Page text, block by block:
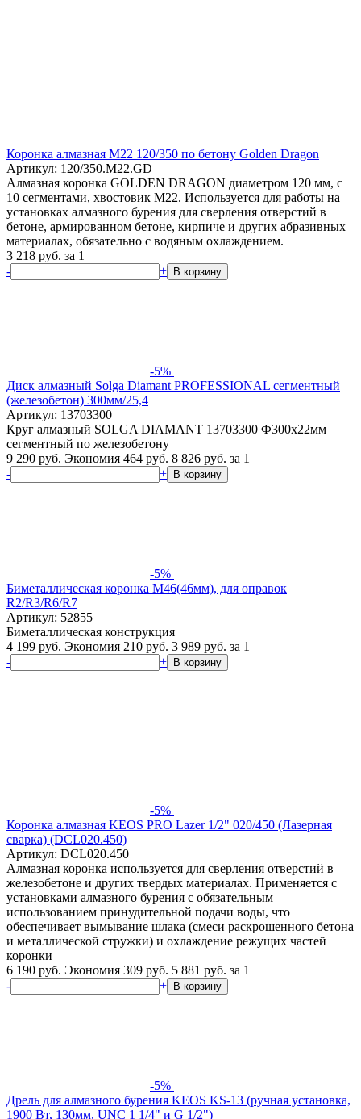
Коронка алмазная М22 120/350 по бетону Golden Dragon
Артикул: 120/350.M22.GD
Алмазная коронка GOLDEN DRAGON диаметром 120 мм, с
10 сегментами, хвостовик М22. Используется для работы на
установках алмазного бурения для сверления отверстий в
бетоне, армированном бетоне, кирпиче и других абразивных
материалах, обязательно с водяным охлаждением.
3 218 руб. за 1
-
+ В корзину
-5%
Диск алмазный Solga Diamant PROFESSIONAL сегментный
(железобетон) 300мм/25,4
Артикул: 13703300
Круг алмазный SOLGA DIAMANT 13703300 Ф300х22мм
сегментный по железобетону
9 290 руб. Экономия 464 руб. 8 826 руб. за 1
-
+ В корзину
-5%
Биметаллическая коронка М46(46мм), для оправок
R2/R3/R6/R7
Артикул: 52855
Биметаллическая конструкция
4 199 руб. Экономия 210 руб. 3 989 руб. за 1
-
+ В корзину
-5%
Коронка алмазная KEOS PRO Lazer 1/2" 020/450 (Лазерная
сварка) (DCL020.450)
Артикул: DCL020.450
Алмазная коронка используется для сверления отверстий в
железобетоне и других твердых материалах. Применяется с
установками алмазного бурения с обязательным
использованием принудительной подачи воды, что
обеспечивает вымывание шлака (смеси раскрошенного бетона
и металлической стружки) и охлаждение режущих частей
коронки
6 190 руб. Экономия 309 руб. 5 881 руб. за 1
-
+ В корзину
-5%
Дрель для алмазного бурения KEOS KS-13 (ручная установка,
1900 Вт, 130мм, UNC 1 1/4" и G 1/2")